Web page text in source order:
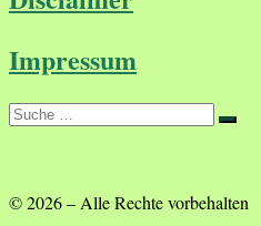
Impressum
Suche
Suche
© 2026– Alle Rechte vorbehalten